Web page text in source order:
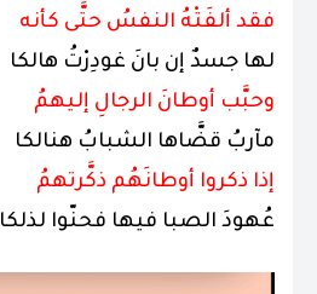
فقد ألفَتْهُ النفسُ حتَّى كأنه
لها جسدٌ إن بانَ غودِرْتُ هالكا
وحبَّب أوطانَ الرجالِ إليهمُ
مآربُ قضَّاها الشبابُ هنالكا
إذا ذكروا أوطانَهُم ذكَّرتهمُ
عُهودَ الصبا فيها فحنّوا لذلكا